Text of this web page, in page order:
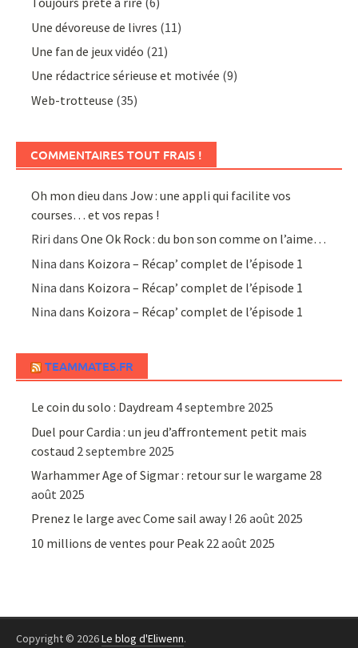
Une dévoreuse de livres (11)
Une fan de jeux vidéo (21)
Une rédactrice sérieuse et motivée (9)
Web-trotteuse (35)
COMMENTAIRES TOUT FRAIS !
Oh mon dieu dansJow : une appli qui facilite vos
courses… et vos repas !
Riri dansOne Ok Rock : du bon son comme on l’aime…
Nina dans Koizora – Récap’ complet de l’épisode 1
Nina dans Koizora – Récap’ complet de l’épisode 1
Nina dans Koizora – Récap’ complet de l’épisode 1
TEAMMATES.FR
Le coin du solo : Daydream 4 septembre 2025
Duel pour Cardia : un jeu d’affrontement petit mais
costaud 2 septembre 2025
Warhammer Age of Sigmar : retour sur le wargame 28
août 2025
Prenez le large avec Come sail away ! 26 août 2025
10 millions de ventes pour Peak 22 août 2025
Copyright © 2026Le blog d'Eliwenn.